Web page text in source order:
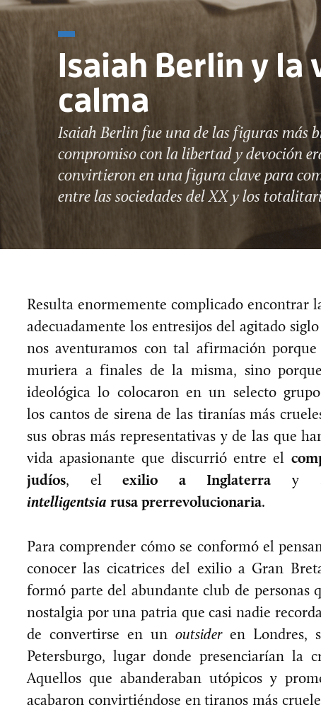
Isaiah Berlin y la
calma
Isaiah Berlin fue una de las figuras más
compromiso con la libertad y devoción
convirtieron en una figura clave para
entre las sociedades del XX y los
Resulta enormemente complicado encontrar
adecuadamente los entresijos del agitado
nos aventuramos con tal afirmación
muriera a finales de la misma, sino
ideológica lo colocaron en un selecto
los cantos de sirena de las tiranías más
sus obras más representativas y de las que
vida apasionante que discurrió entre el
judíos, elexilio a Inglaterra y
intelligentsia rusa prerrevolucionaria.
Para comprender cómo se conformó el
conocer las cicatrices del exilio a Gran
formó parte del abundante club de personas
nostalgia por una patria que casi nadie
de convertirse en un outsider en Londres,
Petersburgo, lugar donde presenciarían la
Aquellos que abanderaban utópicos y
acabaron convirtiéndose en tiranos más